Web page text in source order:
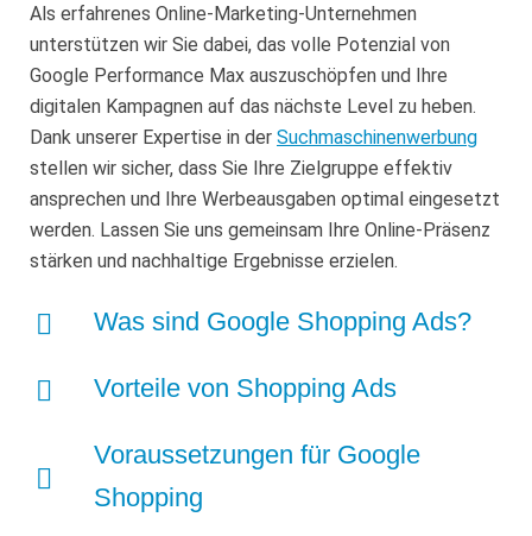
Als erfahrenes Online-Marketing-Unternehmen
unterstützen wir Sie dabei, das volle Potenzial von
Google Performance Max auszuschöpfen und Ihre
digitalen Kampagnen auf das nächste Level zu heben.
Dank unserer Expertise in der Suchmaschinenwerbung
stellen wir sicher, dass Sie Ihre Zielgruppe effektiv
ansprechen und Ihre Werbeausgaben optimal eingesetzt
werden. Lassen Sie uns gemeinsam Ihre Online-Präsenz
stärken und nachhaltige Ergebnisse erzielen.
Was sind Google Shopping Ads?
Vorteile von Shopping Ads
Voraussetzungen für Google
Shopping